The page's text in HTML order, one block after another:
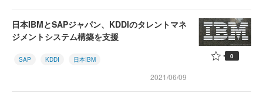
日本IBMとSAPジャパン、KDDIのタレントマネ
ジメントシステム構築を支援
SAP KDDI 日本IBM
2021/06/09
0